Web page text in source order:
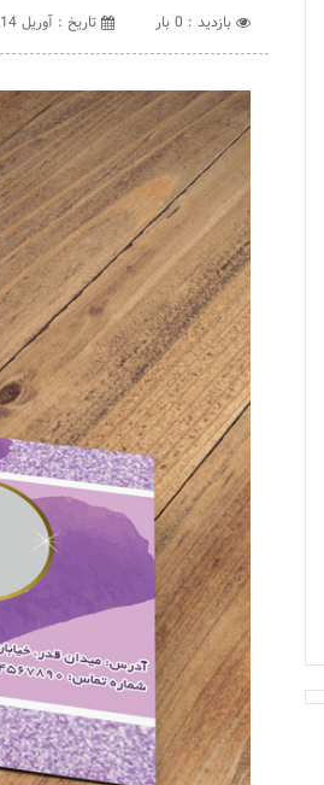
بازدید : 0 بار تاريخ : آوریل 14, 2020